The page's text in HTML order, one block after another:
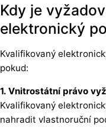
Kdy je
elektronický
Kvalifikovaný
pokud:
1. Vnitrostátní právo
Kvalifikovaný
nahradit vlastnoruční